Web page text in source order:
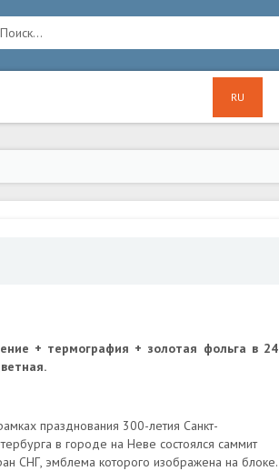
RU
+ термография + золотая фольга в 24
празднования 300-летия Санкт-
в городе на Неве состоялся саммит
СНГ, эмблема которого изображена на блоке.